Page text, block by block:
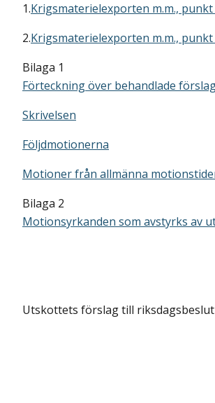
1.Krigsmaterielexporten m.m., punkt
2.Krigsmaterielexporten m.m., punkt
Bilaga 1
Förteckning över behandlade
Skrivelsen
Följdmotionerna
Motioner från allmänna
Bilaga 2
Motionsyrkanden som avstyrks av
Utskottets förslag till riksdagsbeslut